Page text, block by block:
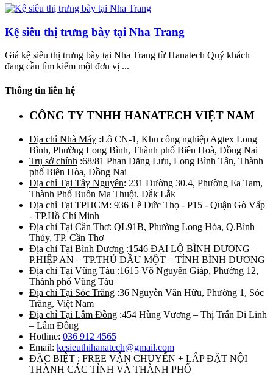
Kệ siêu thị trưng bày tại Nha Trang
Giá kệ siêu thị trưng bày tại Nha Trang từ Hanatech Quý khách
đang cần tìm kiếm một đơn vị ...
Thông tin liên hệ
CÔNG TY TNHH HANATECH VIỆT NAM
Địa chỉ Nhà Máy :Lô CN-1, Khu công nghiệp Agtex Long
Bình, Phường Long Bình, Thành phố Biên Hoà, Đồng Nai
Trụ sở chính :68/81 Phan Đăng Lưu, Long Bình Tân, Thành
phố Biên Hòa, Đồng Nai
Địa chỉ Tại Tây Nguyên: 231 Đường 30.4, Phường Ea Tam,
Thành Phố Buôn Ma Thuột, Đắk Lắk
Địa chỉ Tại TPHCM: 936 Lê Đức Thọ - P15 - Quận Gò Vấp
- TP.Hồ Chí Minh
Địa chỉ Tại Cần Thơ: QL91B, Phường Long Hòa, Q.Bình
Thủy, TP. Cần Thơ
Địa chỉ Tại Bình Dương :1546 ĐẠI LỘ BÌNH DƯƠNG –
P.HIỆP AN – TP.THỦ DẦU MỘT – TỈNH BÌNH DƯƠNG
Địa chỉ Tại Vũng Tàu :1615 Võ Nguyên Giáp, Phường 12,
Thành phố Vũng Tàu
Địa chỉ Tại Sóc Trăng :36 Nguyễn Văn Hữu, Phường 1, Sóc
Trăng, Việt Nam
Địa chỉ Tại Lâm Đồng :454 Hùng Vương – Thị Trấn Di Linh
– Lâm Đồng
Hotline: 036 912 4565
Email: kesieuthihanatech@gmail.com
ĐẶC BIỆT : FREE VẬN CHUYỂN + LẮP ĐẶT NỘI
THÀNH CÁC TỈNH VÀ THÀNH PHỐ